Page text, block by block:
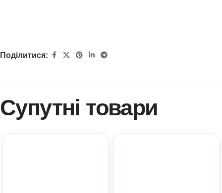
Поділитися:
Супутні товари